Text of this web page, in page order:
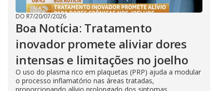
DO R7/20/07/2026
Boa Notícia: Tratamento
inovador promete aliviar dores
intensas e limitações no joelho
O uso do plasma rico em plaquetas (PRP) ajuda a modular
o processo inflamatório nas áreas tratadas,